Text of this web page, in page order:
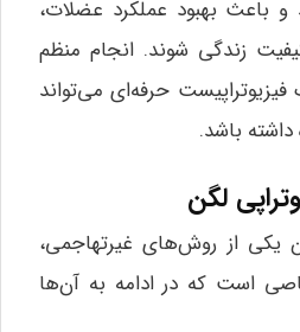
باعث بهبود عملکرد عضلات،
زندگی شوند. انجام منظم
حرفه‌ای می‌تواند
داشته باشد.
لگن
یکی از روش‌های غیرتهاجمی،
است که در ادامه به آن‌ها